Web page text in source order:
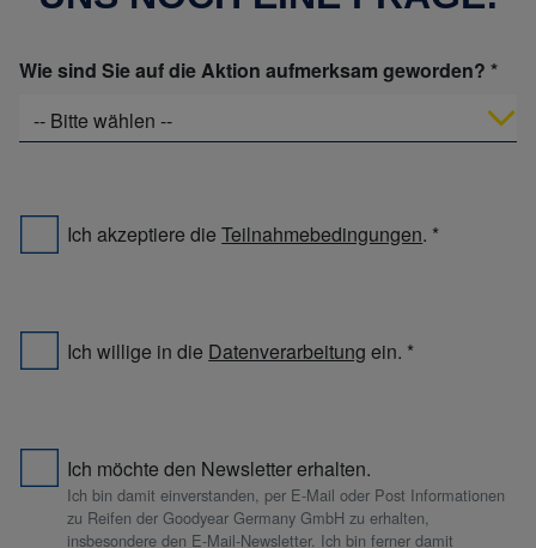
Wie sind Sie auf die Aktion aufmerksam geworden?
-- Bitte wählen --
Ich akzeptiere dieTeilnahmebedingungen.
Ich willige in die Datenverarbeitung ein.
Ich möchte den Newsletter erhalten.
Ich bin damit einverstanden, per E-Mail oder Post Informationen
zu Reifen der Goodyear Germany GmbH zu erhalten,
insbesondere den E-Mail-Newsletter. Ich bin ferner damit